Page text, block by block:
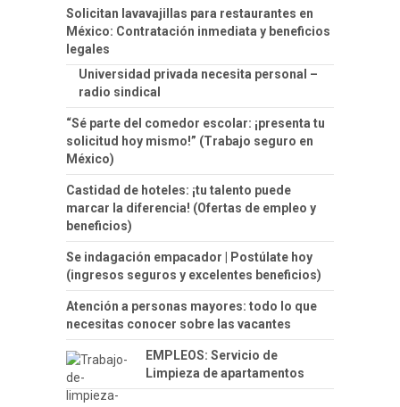
Solicitan lavavajillas para restaurantes en
México: Contratación inmediata y beneficios
legales
Universidad privada necesita personal –
radio sindical
“Sé parte del comedor escolar: ¡presenta tu
solicitud hoy mismo!” (Trabajo seguro en
México)
Castidad de hoteles: ¡tu talento puede
marcar la diferencia! (Ofertas de empleo y
beneficios)
Se indagación empacador | Postúlate hoy
(ingresos seguros y excelentes beneficios)
Atención a personas mayores: todo lo que
necesitas conocer sobre las vacantes
EMPLEOS: Servicio de
Limpieza de apartamentos